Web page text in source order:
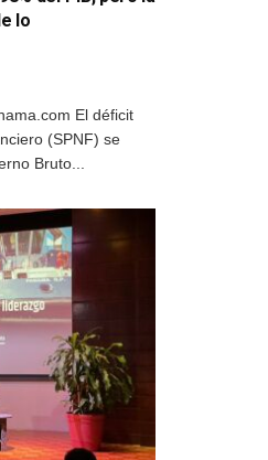
lo
El déficit
(SPNF) se
Bruto...